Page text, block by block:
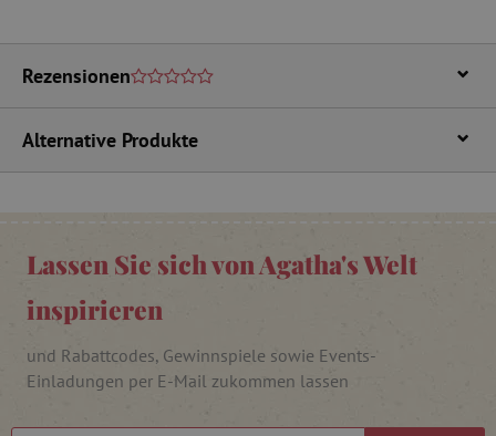
Rezensionen
Alternative Produkte
Lassen Sie sich von Agatha's Welt
inspirieren
und Rabattcodes, Gewinnspiele sowie Events-
Einladungen per E-Mail zukommen lassen